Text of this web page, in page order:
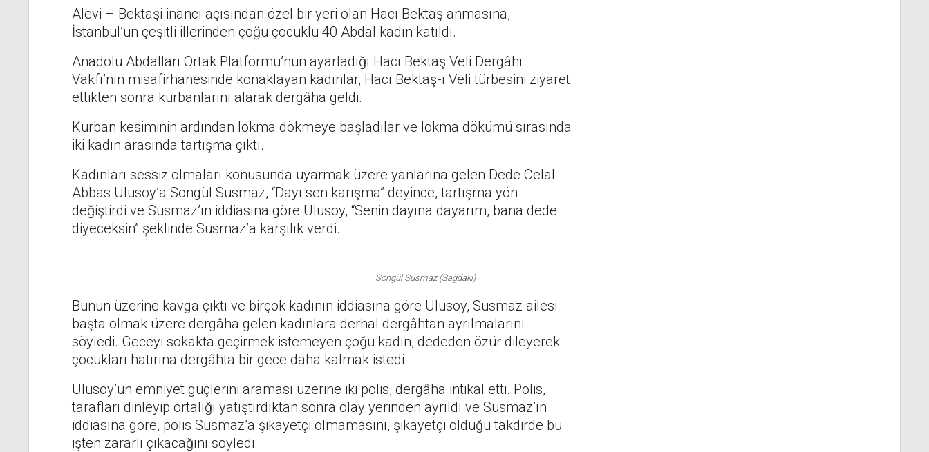
Alevi – Bektaşi inancı açısından özel bir yeri olan Hacı Bektaş anmasına,
İstanbul’un çeşitli illerinden çoğu çocuklu 40 Abdal kadın katıldı.
Anadolu Abdalları Ortak Platformu’nun ayarladığı Hacı Bektaş Veli Dergâhı
Vakfı’nın misafirhanesinde konaklayan kadınlar, Hacı Bektaş-ı Veli türbesini ziyaret
ettikten sonra kurbanlarını alarak dergâha geldi.
Kurban kesiminin ardından lokma dökmeye başladılar ve lokma dökümü sırasında
iki kadın arasında tartışma çıktı.
Kadınları sessiz olmaları konusunda uyarmak üzere yanlarına gelen Dede Celal
Abbas Ulusoy’a Songül Susmaz, “Dayı sen karışma” deyince, tartışma yön
değiştirdi ve Susmaz’ın iddiasına göre Ulusoy, “Senin dayına dayarım, bana dede
diyeceksin” şeklinde Susmaz’a karşılık verdi.
Songül Susmaz (Sağdaki)
Bunun üzerine kavga çıktı ve birçok kadının iddiasına göre Ulusoy, Susmaz ailesi
başta olmak üzere dergâha gelen kadınlara derhal dergâhtan ayrılmalarını
söyledi. Geceyi sokakta geçirmek istemeyen çoğu kadın, dededen özür dileyerek
çocukları hatırına dergâhta bir gece daha kalmak istedi.
Ulusoy’un emniyet güçlerini araması üzerine iki polis, dergâha intikal etti. Polis,
tarafları dinleyip ortalığı yatıştırdıktan sonra olay yerinden ayrıldı ve Susmaz’ın
iddiasına göre, polis Susmaz’a şikayetçi olmamasını, şikayetçi olduğu takdirde bu
işten zararlı çıkacağını söyledi.